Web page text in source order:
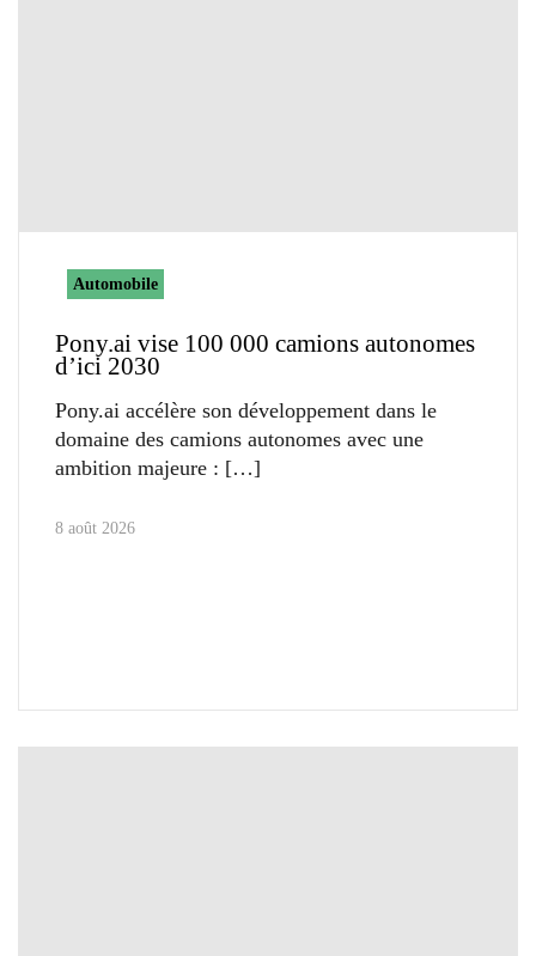
Automobile
Pony.ai vise 100 000 camions autonomes
d’ici 2030
Pony.ai accélère son développement dans le
domaine des camions autonomes avec une
ambition majeure :
8 août 2026